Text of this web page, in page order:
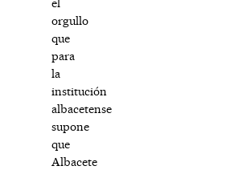
el
orgullo
que
para
la
institución
albacetense
supone
que
Albacete